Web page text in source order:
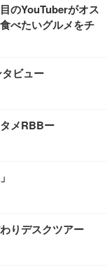
のYouTuberがオス
べたいグルメをチ
ビュー
メRBBー
りデスクツアー